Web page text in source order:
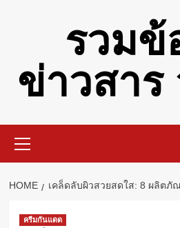
รวมข้
ข่าวสาร
Menu
HOME เคล็ดลับผิวสวยสดใส: 8 ผลิตภั
ครีมกันแดด